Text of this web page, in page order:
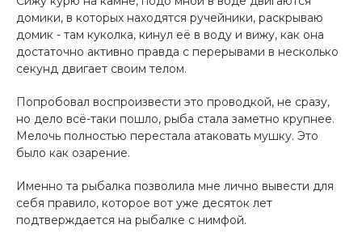
домики, в которых находятся ручейники, раскрываю
домик - там куколка, кинул её в воду и вижу, как она
достаточно активно правда с перерывами в несколько
секунд двигает своим телом.
Попробовал воспроизвести это проводкой, не сразу,
но дело всё-таки пошло, рыба стала заметно крупнее.
Мелочь полностью перестала атаковать мушку. Это
было как озарение.
Именно та рыбалка позволила мне лично вывести для
себя правило, которое вот уже десяток лет
подтверждается на рыбалке с нимфой.